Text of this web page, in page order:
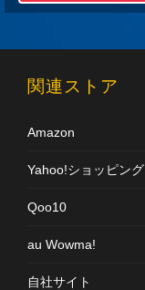
関連ストア
Amazon
Yahoo!ショッピング
Qoo10
au Wowma!
自社サイト